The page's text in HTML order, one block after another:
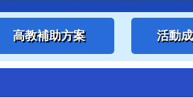
高教補助方案 活動